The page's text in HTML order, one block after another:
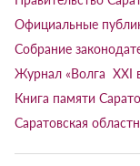
Официальные
Собрание
Журнал «Волга XXI
Книга памяти
Саратовская